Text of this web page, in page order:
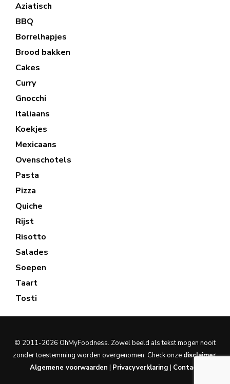
Aziatisch
BBQ
Borrelhapjes
Brood bakken
Cakes
Curry
Gnocchi
Italiaans
Koekjes
Mexicaans
Ovenschotels
Pasta
Pizza
Quiche
Rijst
Risotto
Salades
Soepen
Taart
Tosti
© 2011-2026 OhMyFoodness. Zowel beeld als tekst mogen nooit
zonder toestemming worden overgenomen. Check onze disclaimer.
Algemene voorwaarden | Privacyverklaring | Contact